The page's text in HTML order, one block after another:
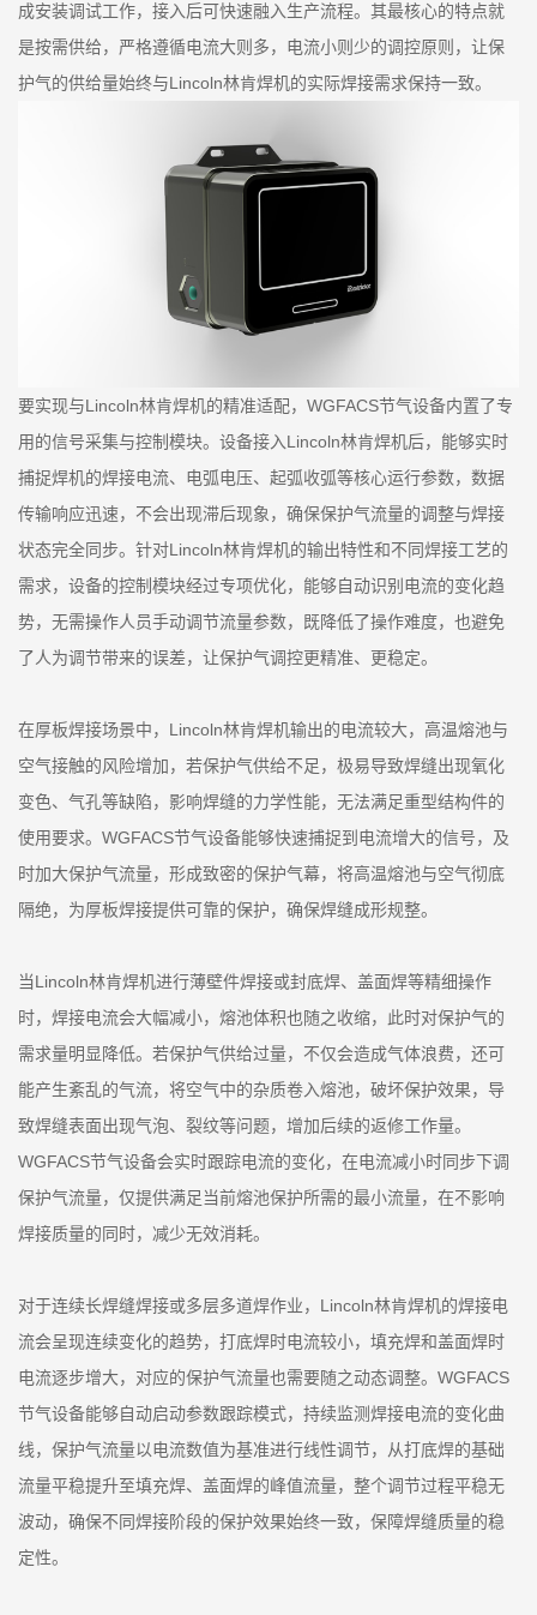
成安装调试工作，接入后可快速融入生产流程。其最核心的特点就
是按需供给，严格遵循电流大则多，电流小则少的调控原则，让保
护气的供给量始终与Lincoln林肯焊机的实际焊接需求保持一致。
要实现与Lincoln林肯焊机的精准适配，WGFACS节气设备内置了专
用的信号采集与控制模块。设备接入Lincoln林肯焊机后，能够实时
捕捉焊机的焊接电流、电弧电压、起弧收弧等核心运行参数，数据
传输响应迅速，不会出现滞后现象，确保保护气流量的调整与焊接
状态完全同步。针对Lincoln林肯焊机的输出特性和不同焊接工艺的
需求，设备的控制模块经过专项优化，能够自动识别电流的变化趋
势，无需操作人员手动调节流量参数，既降低了操作难度，也避免
了人为调节带来的误差，让保护气调控更精准、更稳定。
在厚板焊接场景中，Lincoln林肯焊机输出的电流较大，高温熔池与
空气接触的风险增加，若保护气供给不足，极易导致焊缝出现氧化
变色、气孔等缺陷，影响焊缝的力学性能，无法满足重型结构件的
使用要求。WGFACS节气设备能够快速捕捉到电流增大的信号，及
时加大保护气流量，形成致密的保护气幕，将高温熔池与空气彻底
隔绝，为厚板焊接提供可靠的保护，确保焊缝成形规整。
当Lincoln林肯焊机进行薄壁件焊接或封底焊、盖面焊等精细操作
时，焊接电流会大幅减小，熔池体积也随之收缩，此时对保护气的
需求量明显降低。若保护气供给过量，不仅会造成气体浪费，还可
能产生紊乱的气流，将空气中的杂质卷入熔池，破坏保护效果，导
致焊缝表面出现气泡、裂纹等问题，增加后续的返修工作量。
WGFACS节气设备会实时跟踪电流的变化，在电流减小时同步下调
保护气流量，仅提供满足当前熔池保护所需的最小流量，在不影响
焊接质量的同时，减少无效消耗。
对于连续长焊缝焊接或多层多道焊作业，Lincoln林肯焊机的焊接电
流会呈现连续变化的趋势，打底焊时电流较小，填充焊和盖面焊时
电流逐步增大，对应的保护气流量也需要随之动态调整。WGFACS
节气设备能够自动启动参数跟踪模式，持续监测焊接电流的变化曲
线，保护气流量以电流数值为基准进行线性调节，从打底焊的基础
流量平稳提升至填充焊、盖面焊的峰值流量，整个调节过程平稳无
波动，确保不同焊接阶段的保护效果始终一致，保障焊缝质量的稳
定性。